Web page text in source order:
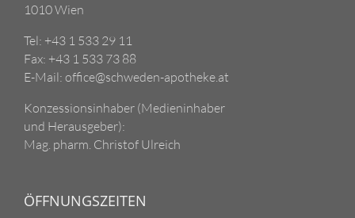
1010 Wien
Tel: +43 1 533 29 11
Fax: +43 1 533 73 88
E-Mail: office@schweden-apotheke.at
Konzessionsinhaber (Medieninhaber
und Herausgeber):
Mag. pharm. Christof Ulreich
ÖFFNUNGSZEITEN